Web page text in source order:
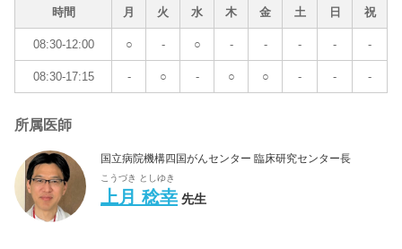
時間 月 火 水 木 金 土 日 祝
08:30-12:00 ○ - ○ - - - - -
08:30-17:15 - ○ - ○ ○ - - -
所属医師
国立病院機構四国がんセンター 臨床研究センター長
こうづき としゆき
上月 稔幸 先生